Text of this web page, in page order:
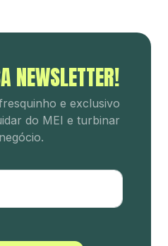
NEWSLETTER!
e exclusivo
do MEI e turbinar